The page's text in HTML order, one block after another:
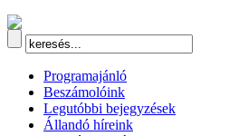
Programajánló
Beszámolóink
Legutóbbi bejegyzések
Állandó híreink